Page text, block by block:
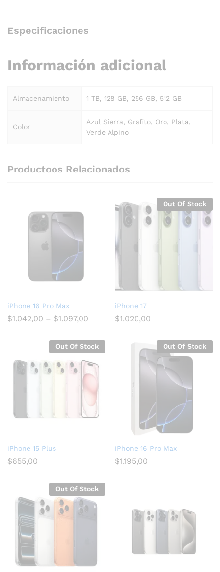
Especificaciones
Información adicional
Almacenamiento 1 TB, 128 GB, 256 GB, 512 GB
Color
Azul Sierra, Grafito, Oro, Plata,
Verde Alpino
Productoos Relacionados
iPhone 16 Pro Max
$1.042,00 – $1.097,00
Out Of Stock
iPhone 17
$1.020,00
Out Of Stock
iPhone 15 Plus
$655,00
Out Of Stock
iPhone 16 Pro Max
$1.195,00
Out Of Stock